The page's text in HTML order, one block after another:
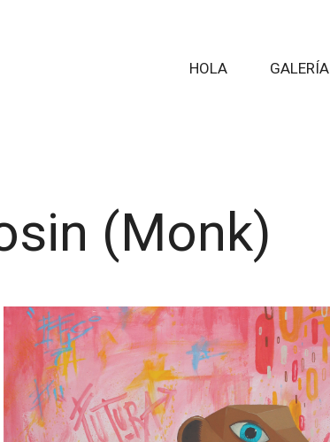
HOLA GALERÍA
(Monk)